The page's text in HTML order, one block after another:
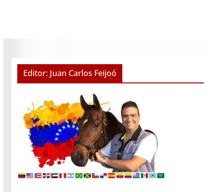
Editor: Juan Carlos Feijoó